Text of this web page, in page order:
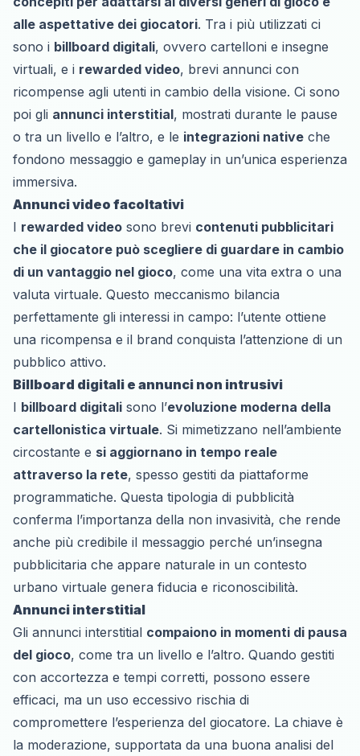
alle aspettative dei giocatori. Tra i più utilizzati ci
sono i billboard digitali, ovvero cartelloni e insegne
virtuali, e i rewarded video, brevi annunci con
ricompense agli utenti in cambio della visione. Ci sono
poi gli annunci interstitial, mostrati durante le pause
o tra un livello e l’altro, e le integrazioni native che
fondono messaggio e gameplay in un’unica esperienza
immersiva.
Annunci video facoltativi
I rewarded video sono brevi contenuti pubblicitari
che il giocatore può scegliere di guardare in cambio
di un vantaggio nel gioco, come una vita extra o una
valuta virtuale. Questo meccanismo bilancia
perfettamente gli interessi in campo: l’utente ottiene
una ricompensa e il brand conquista l’attenzione di un
pubblico attivo.
Billboard digitali e annunci non intrusivi
I billboard digitali sono l’evoluzione moderna della
cartellonistica virtuale. Si mimetizzano nell’ambiente
circostante e si aggiornano in tempo reale
attraverso la rete, spesso gestiti da piattaforme
programmatiche. Questa tipologia di pubblicità
conferma l’importanza della non invasività, che rende
anche più credibile il messaggio perché un’insegna
pubblicitaria che appare naturale in un contesto
urbano virtuale genera fiducia e riconoscibilità.
Annunci interstitial
Gli annunci interstitial compaiono in momenti di pausa
del gioco, come tra un livello e l’altro. Quando gestiti
con accortezza e tempi corretti, possono essere
efficaci, ma un uso eccessivo rischia di
compromettere l’esperienza del giocatore. La chiave è
la moderazione, supportata da una buona analisi del